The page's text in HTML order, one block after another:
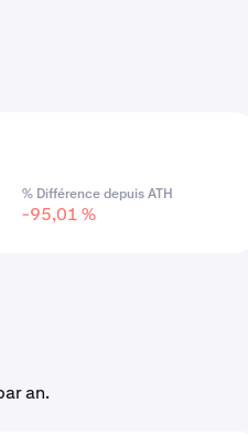
% Différence depuis ATH
-95,01 %
an.